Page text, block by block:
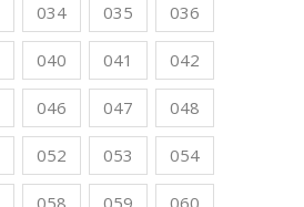
034 035 036
040 041 042
046 047 048
052 053 054